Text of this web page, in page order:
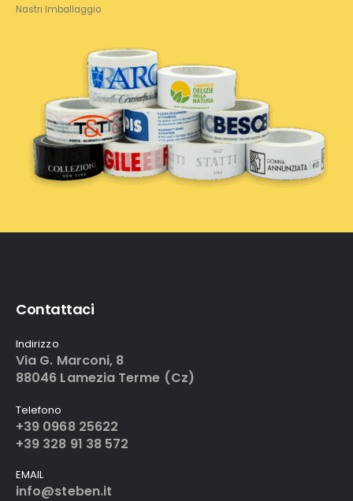
Nastri Imballaggio
Contattaci
Indirizzo
Via G. Marconi, 8
88046 Lamezia Terme (Cz)
Telefono
+39 0968 25622
+39 328 91 38 572
EMAIL
info@steben.it